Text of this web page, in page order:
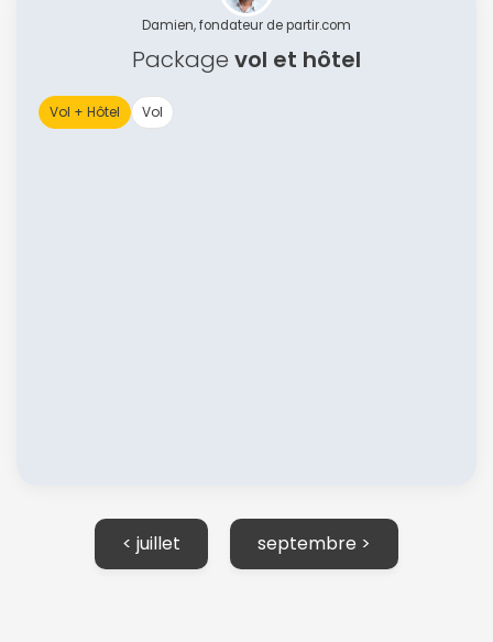
Damien, fondateur de partir.com
Package vol et hôtel
Vol + Hôtel Vol
< juillet septembre >